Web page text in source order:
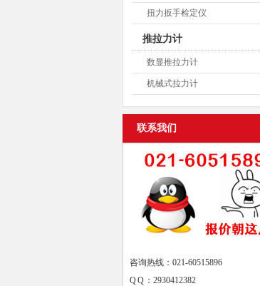
扭力扳手检定仪
推拉力计
数显推拉力计
机械式拉力计
联系我们
咨询热线：021-60515896
Q Q ：2930412382